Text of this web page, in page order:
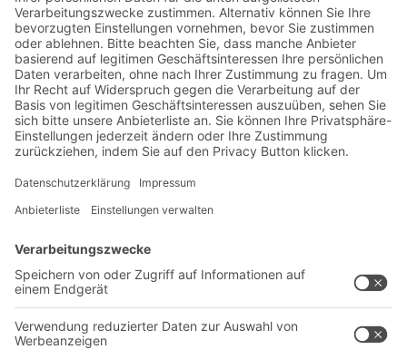
anmelden:
Lager- & Logistiknews
Exklusive Rabatte
Neuheiten
Newsletter abonnieren
Lösungen
Intralogistiklösungen
Regalsysteme
Transportsysteme
Kontaktformular